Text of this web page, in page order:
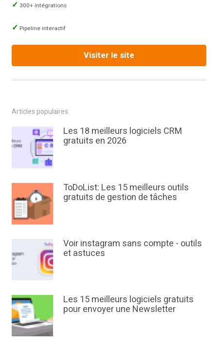
300+ intégrations
Pipeline interactif
Visiter le site
Articles populaires
Les 18 meilleurs logiciels CRM
gratuits en 2026
ToDoList: Les 15 meilleurs outils
gratuits de gestion de tâches
Voir instagram sans compte - outils
et astuces
Les 15 meilleurs logiciels gratuits
pour envoyer une Newsletter